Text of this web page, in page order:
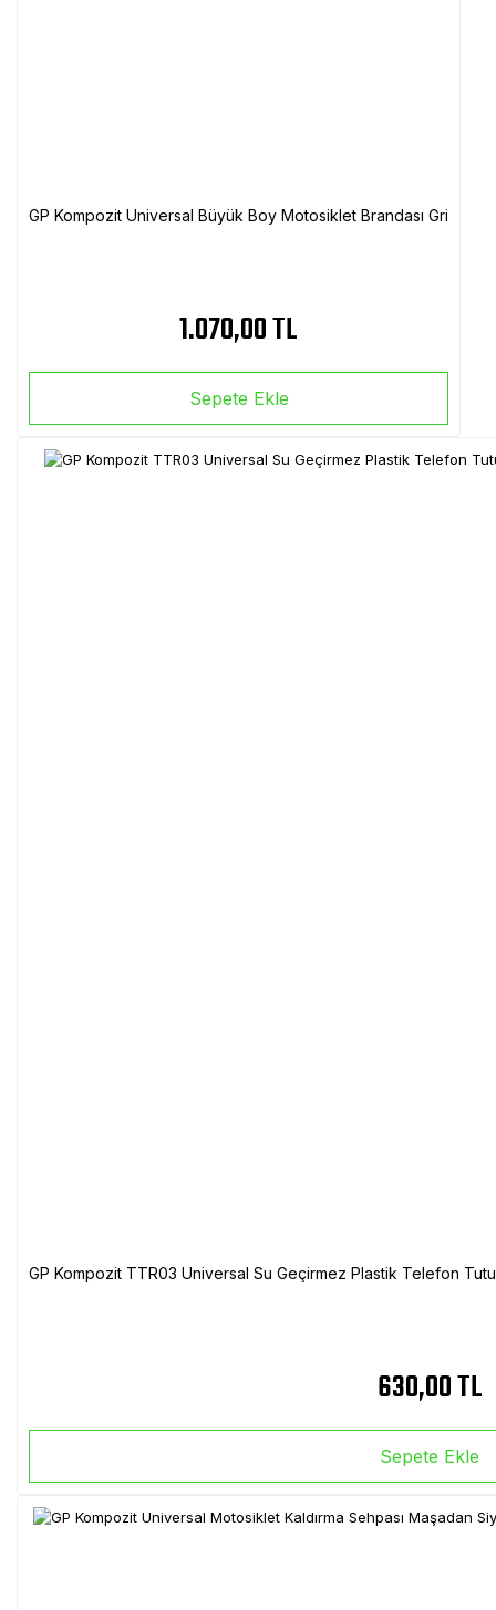
GP Kompozit Universal Büyük Boy Motosiklet Brandası Gri
1.070,00 TL
Sepete Ekle
GP Kompozit TTR03 Universal Su Geçirmez Plastik Telefon
630,00 TL
Sepete Ekle